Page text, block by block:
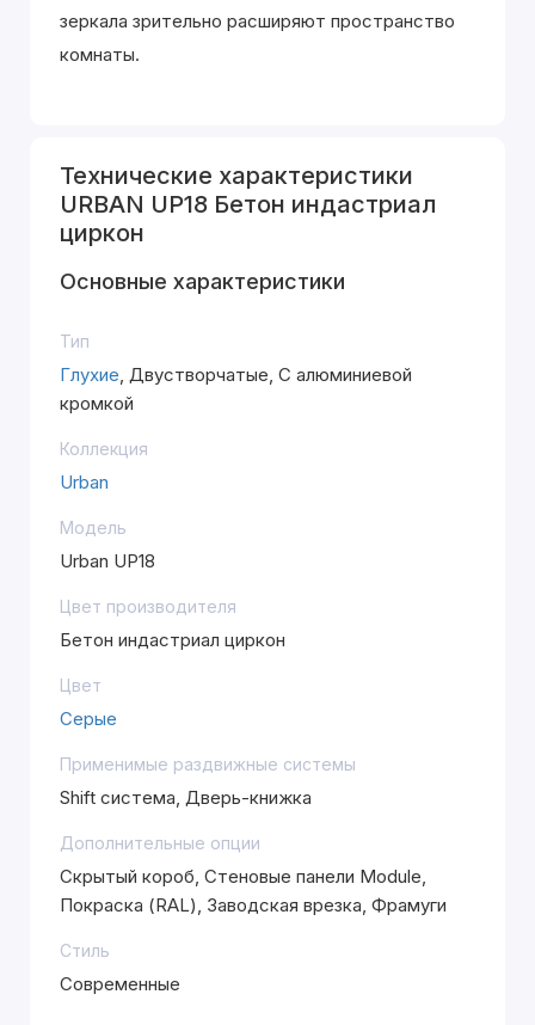
зеркала зрительно расширяют пространство
комнаты.
Технические характеристики
URBAN UP18 Бетон индастриал
циркон
Основные характеристики
Тип
Глухие, Двустворчатые, С алюминиевой
кромкой
Коллекция
Urban
Модель
Urban UP18
Цвет производителя
Бетон индастриал циркон
Цвет
Серые
Применимые раздвижные системы
Shift система, Дверь-книжка
Дополнительные опции
Скрытый короб, Стеновые панели Module,
Покраска (RAL), Заводская врезка, Фрамуги
Стиль
Современные